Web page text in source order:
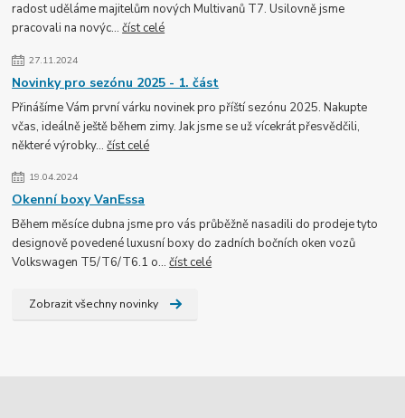
radost uděláme majitelům nových Multivanů T7. Usilovně jsme
pracovali na novýc...číst celé
27.11.2024
Novinky pro sezónu 2025 - 1. část
Přinášíme Vám první várku novinek pro příští sezónu 2025. Nakupte
včas, ideálně ještě během zimy. Jak jsme se už vícekrát přesvědčili,
některé výrobky...číst celé
19.04.2024
Okenní boxy VanEssa
Během měsíce dubna jsme pro vás průběžně nasadili do prodeje tyto
designově povedené luxusní boxy do zadních bočních oken vozů
Volkswagen T5/T6/T6.1 o...číst celé
Zobrazit všechny novinky